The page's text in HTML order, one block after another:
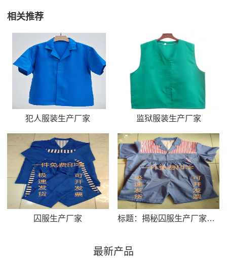
相关推荐
犯人服装生产厂家 监狱服装生产厂家
囚服生产厂家 标题：揭秘囚服生产厂家：背后的工艺与责任
最新产品